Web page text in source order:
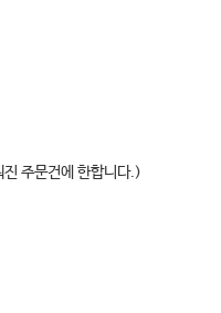
주문건에 한합니다.)